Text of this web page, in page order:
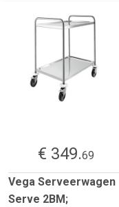
€ 349.69
Vega Serveerwagen
Serve 2BM;